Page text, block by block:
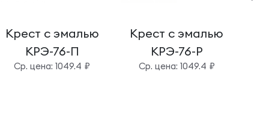
Крест с эмалью
КРЭ-76-П
Cр. цена: 1049.4 ₽
Крест с эмалью
КРЭ-76-Р
Cр. цена: 1049.4 ₽